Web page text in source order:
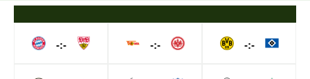
-:- -:- -:-